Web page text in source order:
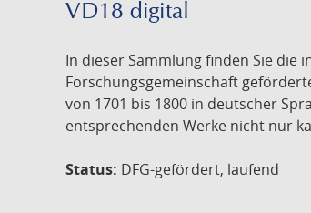
VD18 digital
In dieser Sammlung finden Sie die
Forschungsgemeinschaft
von 1701 bis 1800 in deutscher
entsprechenden Werke nicht nur
Status: DFG-gefördert, laufend